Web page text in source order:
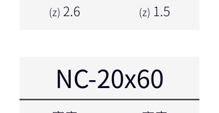
(z) 2.6 (z) 1.5
NC-20x60